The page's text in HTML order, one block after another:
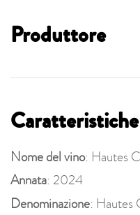
Produttore
Caratteristiche
Nome del vino: Hautes
Annata: 2024
Denominazione: Hautes